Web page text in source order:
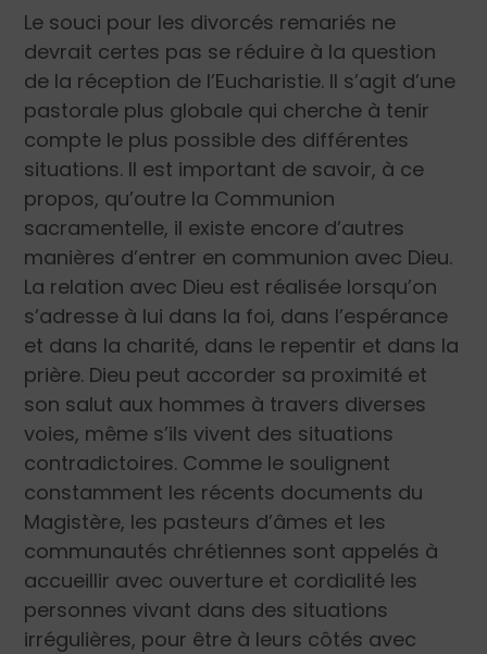
Le souci pour les divorcés remariés ne
devrait certes pas se réduire à la question
de la réception de l’Eucharistie. Il s’agit d’une
pastorale plus globale qui cherche à tenir
compte le plus possible des différentes
situations. Il est important de savoir, à ce
propos, qu’outre la Communion
sacramentelle, il existe encore d’autres
manières d’entrer en communion avec Dieu.
La relation avec Dieu est réalisée lorsqu’on
s’adresse à lui dans la foi, dans l’espérance
et dans la charité, dans le repentir et dans la
prière. Dieu peut accorder sa proximité et
son salut aux hommes à travers diverses
voies, même s’ils vivent des situations
contradictoires. Comme le soulignent
constamment les récents documents du
Magistère, les pasteurs d’âmes et les
communautés chrétiennes sont appelés à
accueillir avec ouverture et cordialité les
personnes vivant dans des situations
irrégulières, pour être à leurs côtés avec